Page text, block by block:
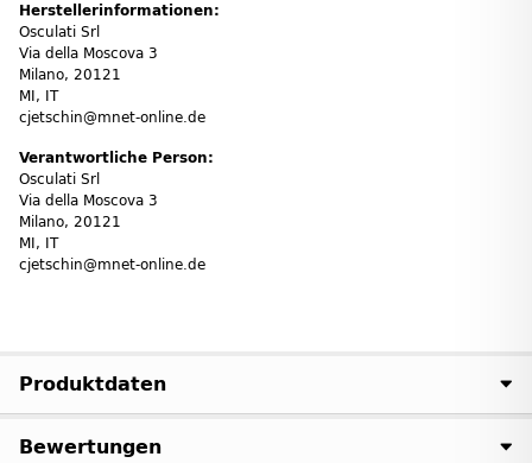
Herstellerinformationen:
Osculati Srl
Via della Moscova 3
Milano, 20121
MI, IT
cjetschin@mnet-online.de
Verantwortliche Person:
Osculati Srl
Via della Moscova 3
Milano, 20121
MI, IT
cjetschin@mnet-online.de
Produktdaten
Bewertungen